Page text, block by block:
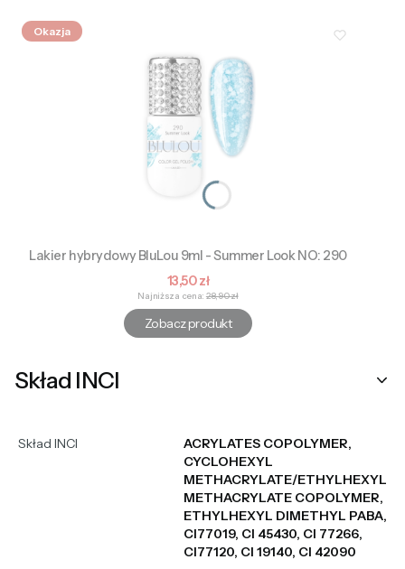
Okazja
Lakier hybrydowy BluLou 9ml - Summer Look NO: 290
Cena promocyjna
13,50 zł
Najniższa cena: 28,90 zł
Zobacz produkt
Skład INCI
Skład INCI
ACRYLATES COPOLYMER,
CYCLOHEXYL
METHACRYLATE/ETHYLHEXYL
METHACRYLATE COPOLYMER,
ETHYLHEXYL DIMETHYL PABA,
CI77019, CI 45430, CI 77266,
CI77120, CI 19140, CI 42090